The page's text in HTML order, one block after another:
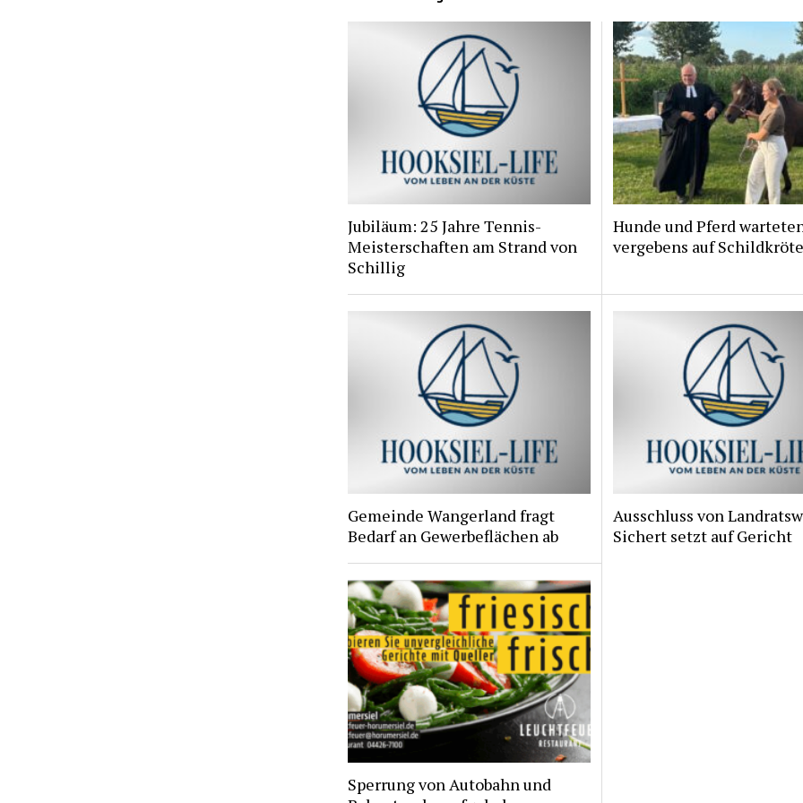
Jubiläum: 25 Jahre Tennis-
Meisterschaften am Strand von
Schillig
Hunde und Pferd
vergebens auf Schildkröte
Gemeinde Wangerland fragt
Bedarf an Gewerbeflächen ab
Ausschluss von
Sichert setzt auf Gericht
Sperrung von Autobahn und